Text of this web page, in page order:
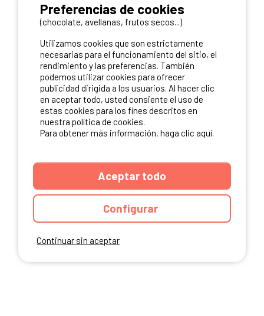
ME INSCRIBO
NUESTROS PARTNERS
Continuar sin aceptar
Preferencias de cookies
(chocolate, avellanas, frutos secos...)
Utilizamos cookies que son estrictamente
necesarias para el funcionamiento del sitio, el
rendimiento y las preferencias. También
podemos utilizar cookies para ofrecer
publicidad dirigida a los usuarios. Al hacer clic
en aceptar todo, usted consiente el uso de
estas cookies para los fines descritos en
nuestra política de cookies.
Para obtener más información, haga clic aquí.
Aceptar todo
Configurar